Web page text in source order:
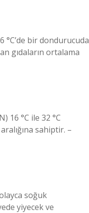
°C’de bir dondurucuda
gıdaların ortalama
16 °C ile 32 °C
sahiptir. –
soğuk
yiyecek ve